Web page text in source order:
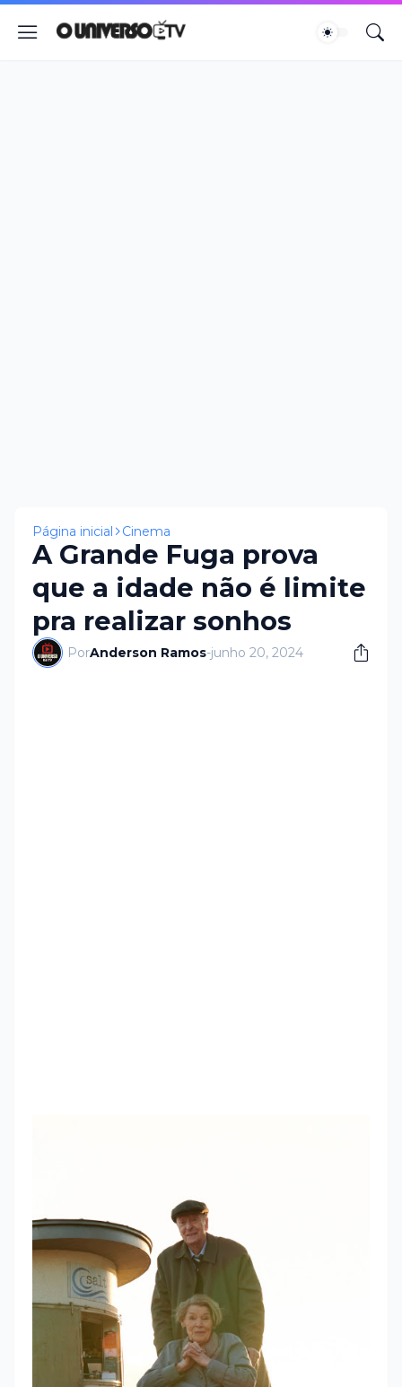
Página inicial Cinema
A Grande Fuga prova
que a idade não é limite
pra realizar sonhos
PorAnderson Ramos-junho 20, 2024